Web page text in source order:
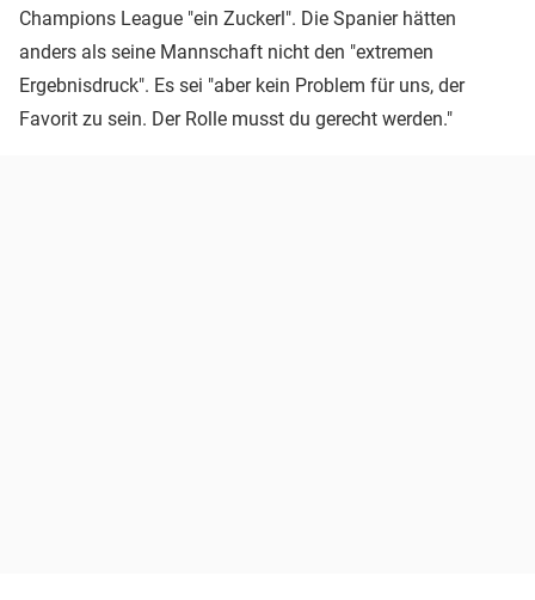
Champions League "ein Zuckerl". Die Spanier hätten
anders als seine Mannschaft nicht den "extremen
Ergebnisdruck". Es sei "aber kein Problem für uns, der
Favorit zu sein. Der Rolle musst du gerecht werden."